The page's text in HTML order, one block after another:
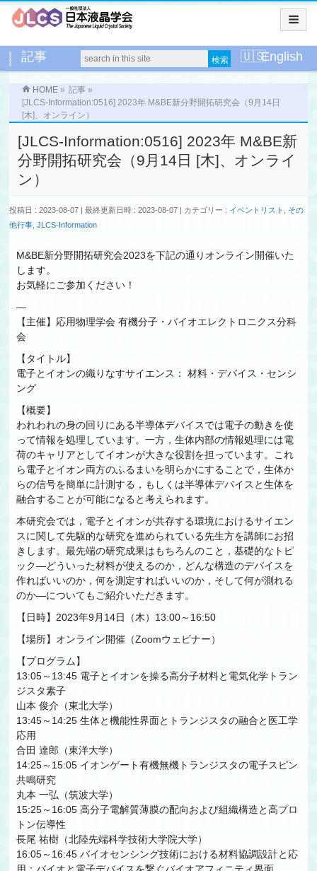
記事 English
HOME » 記事 »
[JLCS-Information:0516] 2023年 M&BE新分野開拓研究会（9月14日
[木]、オンライン）
[JLCS-Information:0516] 2023年 M&BE新
分野開拓研究会（9月14日 [木]、オンライ
ン）
投稿日 : 2023-08-07 最終更新日時 : 2023-08-07 カテゴリー : イベントリスト
その
他行事 ,JLCS-Information
M&BE新分野開拓研究会2023を下記の通りオンライン開催いた
します。
お気軽にご参加ください！
—
【主催】応用物理学会 有機分子・バイオエレクトロニクス分科
会
【タイトル】
電子とイオンの織りなすサイエンス： 材料・デバイス・センシ
ング
【概要】
われわれの身の回りにある半導体デバイスでは電子の動きを使
って情報を処理しています。一方，生体内部の情報処理には電
荷のキャリアとしてイオンが大きな役割を担っています。これ
ら電子とイオン両方のふるまいを明らかにすることで，生体か
らの信号を簡単に計測する，もしくは半導体デバイスと生体を
融合することが可能になると考えられます。
本研究会では，電子とイオンが共存する環境におけるサイエン
スに関して先駆的な研究を進められている先生方を講師にお招
きします。最先端の研究成果はもちろんのこと，基礎的なトピ
ック―どういった材料が使えるのか，どんな構造のデバイスを
作ればいいのか，何を測定すればいいのか，そして何が測れる
のか―についてもご紹介いただきます。
【日時】2023年9月14日（木）13:00～16:50
【場所】オンライン開催（Zoomウェビナー）
【プログラム】
13:05～13:45 電子とイオンを操る高分子材料と電気化学トラン
ジスタ素子
山本 俊介（東北大学）
13:45～14:25 生体と機能性界面とトランジスタの融合と医工学
応用
合田 達郎（東洋大学）
14:25～15:05 イオンゲート有機無機トランジスタの電子スピン
共鳴研究
丸本 一弘（筑波大学）
15:25～16:05 高分子電解質薄膜の配向および組織構造と高プロ
トン伝導性
長尾 祐樹（北陸先端科学技術大学院大学）
16:05～16:45 バイオセンシング技術における材料協調設計と応